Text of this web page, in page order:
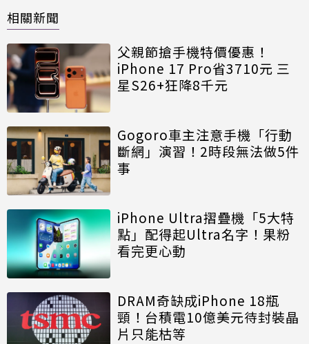
相關新聞
父親節搶手機特價優惠！
iPhone 17 Pro省3710元 三
星S26+狂降8千元
Gogoro車主注意手機「行動
斷網」演習！2時段無法做5件
事
iPhone Ultra摺疊機「5大特
點」配得起Ultra名字！果粉
看完更心動
DRAM奇缺成iPhone 18瓶
頸！台積電10億美元待封裝晶
片只能枯等